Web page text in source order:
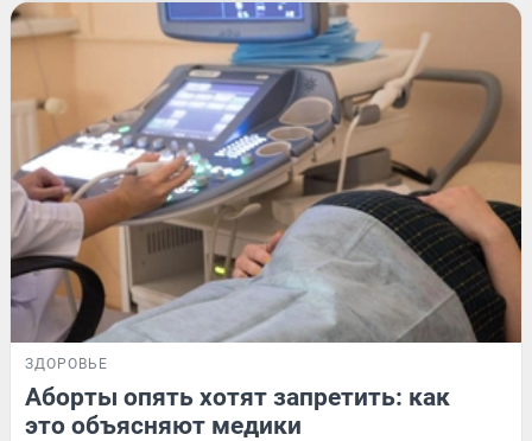
ЗДОРОВЬЕ
Аборты опять хотят запретить: как
это объясняют медики